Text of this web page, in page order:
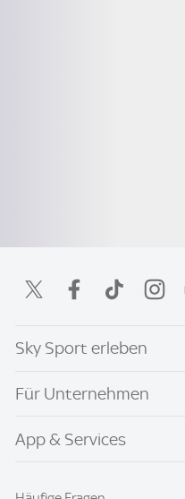
Sky Sport erleben
Für Unternehmen
App & Services